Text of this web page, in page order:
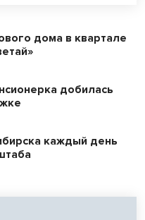
дома в квартале
добилась
каждый день